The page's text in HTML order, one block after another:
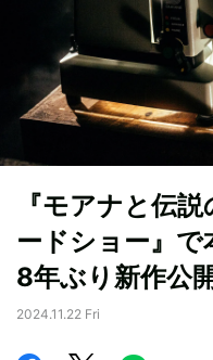
『モアナと伝
ードショー』で
8年ぶり新作公
2024.11.22 Fri